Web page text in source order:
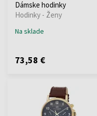
Dámske hodinky
Hodinky - Ženy
Na sklade
73,58 €